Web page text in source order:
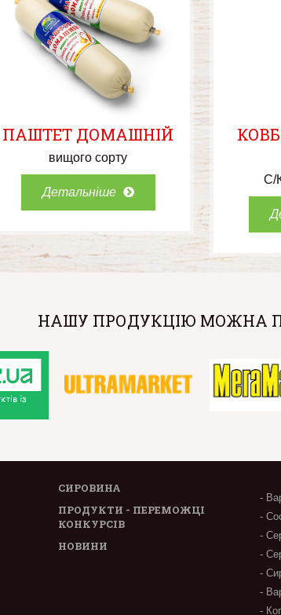
ПАШТЕТ ДОМАШНІЙ
вищого сорту
Детальніше
С/
НАШУ ПРОДУКЦІЮ МОЖНА
СИРОВИНА
ПРОДУКТИ - ПЕРЕМОЖЦІ
КОНКУРСІВ
НОВИНИ
-
-
-
-
-
-
-